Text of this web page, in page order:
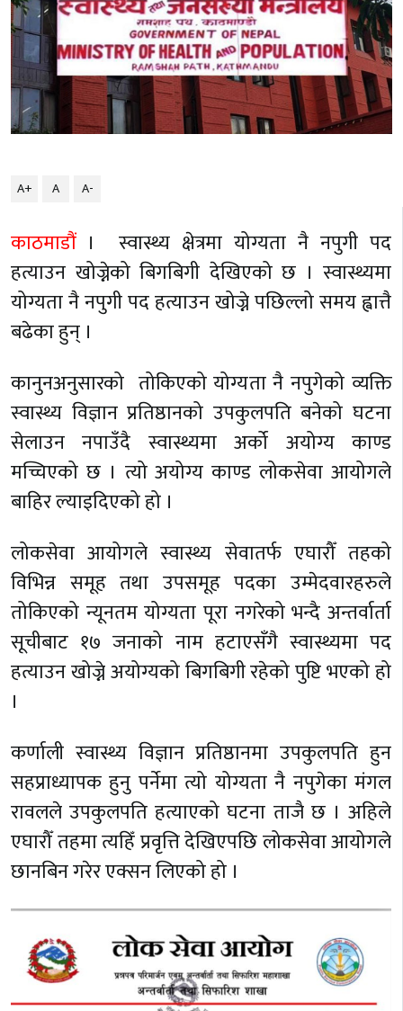
A+ A A-
काठमाडौं। स्वास्थ्य क्षेत्रमा योग्यता नै नपुगी पद
हत्याउन खोज्नेको बिगबिगी देखिएको छ । स्वास्थ्यमा
योग्यता नै नपुगी पद हत्याउन खोज्ने पछिल्लो समय ह्वात्तै
बढेका हुन् ।
कानुनअनुसारको तोकिएको योग्यता नै नपुगेको व्यक्ति
स्वास्थ्य विज्ञान प्रतिष्ठानको उपकुलपति बनेको घटना
सेलाउन नपाउँदै स्वास्थ्यमा अर्को अयोग्य काण्ड
मच्चिएको छ । त्यो अयोग्य काण्ड लोकसेवा आयोगले
बाहिर ल्याइदिएको हो ।
लोकसेवा आयोगले स्वास्थ्य सेवातर्फ एघारौँ तहको
विभिन्न समूह तथा उपसमूह पदका उम्मेदवारहरुले
तोकिएको न्यूनतम योग्यता पूरा नगरेको भन्दै अन्तर्वार्ता
सूचीबाट १७ जनाको नाम हटाएसँगै स्वास्थ्यमा पद
हत्याउन खोज्ने अयोग्यको बिगबिगी रहेको पुष्टि भएको हो
।
कर्णाली स्वास्थ्य विज्ञान प्रतिष्ठानमा उपकुलपति हुन
सहप्राध्यापक हुनु पर्नेमा त्यो योग्यता नै नपुगेका मंगल
रावलले उपकुलपति हत्याएको घटना ताजै छ । अहिले
एघारौँ तहमा त्यहिँ प्रवृत्ति देखिएपछि लोकसेवा आयोगले
छानबिन गरेर एक्सन लिएको हो ।